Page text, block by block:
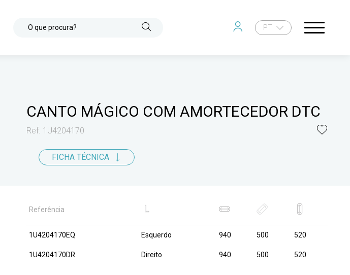
O que procura? PT
CANTO MÁGICO COM AMORTECEDOR DTC
Ref. 1U4204170
FICHA TÉCNICA
Referência
1U4204170EQ Esquerdo 940 500 520
1U4204170DR Direito 940 500 520